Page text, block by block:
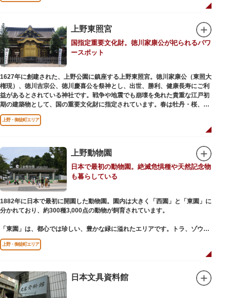
います。戦火を免れた輪王寺門跡御本坊表門、徳川将軍霊廟勅額門など重要
清水観音堂の舞台前に復元された「月の松」は、浮世絵師歌川広重の「名所
江戸百景」にも描かれていることで有名。丸い形の松から不忍池辯天堂を見
下ろす風流な景観は、絶好のフォトスポットとなっています。
東叡山（とうえいざん）という山号は、東の「比叡山延暦寺」を意味してお
り、比叡山や京都の有名寺院になぞらえて上野の山に数多くの堂舎が建立さ
れました。本尊は薬師瑠璃光如来（やくしるりこうにょらい）で、伝教大師
最澄が自ら彫ったと伝えられる秘仏です。徳川歴代将軍の祈祷寺と菩提寺を
兼ね、御霊廟には6名の将軍が埋葬されています。
上野東照宮
国指定重要文化財。徳川家康公が祀られるパワ
ースポット
1627年に創建された、上野公園に鎮座する上野東照宮。徳川家康公（東照大
権現）、徳川吉宗公、徳川慶喜公を祭神とし、出世、勝利、健康長寿にご利
益があるとされている神社です。戦争や地震でも崩壊を免れた貴重な江戸初
期の建築物として、国の重要文化財に指定されています。春は牡丹・桜、秋
は紅葉やダリア展、お正月は初詣や冬ぼたん鑑賞の地として、年間を通して
国内外からの参拝者で賑わうスポットです。
軍・徳川家光公が、日光東照宮までお参りに行けない江戸の人々のために建
てられたそう。社殿内部は文化財保護のため通常は非公開ですが、特別公開
が実施されることもあるので、拝観を申し込んでみてはいかがでしょうか。
授与所では、期間・数量限定のお守りや御朱印も授与されているので要チェ
ック。手塚治虫のユニコのお守りなど愛らしいものがありますよ。
上野・御徒町エリア
上野動物園
日本で最初の動物園。絶滅危惧種や天然記念物
も暮らしている
1882年に日本で最初に開園した動物園。園内は大きく「西園」と「東園」に
分かれており、約300種3,000点の動物が飼育されています。
「東園」は、都心では珍しい、豊かな緑に溢れたエリアです。トラ、ゾウな
どが住む森エリアや、ホッキョクグマやアザラシが住む海エリアでは、水浴
びなど迫力あるシーンが目撃できることもあります。国指定重要文化財の
一方「西園」は、蓮の名所としても知られる風光明媚な「不忍池」のほとり
に位置する区域。キリンやサイなどの人気動物をはじめ、アイアイや“動か
上野・御徒町エリア
日本文具資料館